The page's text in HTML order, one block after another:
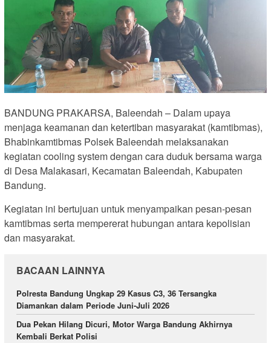
BANDUNG PRAKARSA, Baleendah – Dalam upaya
menjaga keamanan dan ketertiban masyarakat (kamtibmas),
Bhabinkamtibmas Polsek Baleendah melaksanakan
kegiatan cooling system dengan cara duduk bersama warga
di Desa Malakasari, Kecamatan Baleendah, Kabupaten
Bandung.
Kegiatan ini bertujuan untuk menyampaikan pesan-pesan
kamtibmas serta mempererat hubungan antara kepolisian
dan masyarakat.
BACAAN LAINNYA
Polresta Bandung Ungkap 29 Kasus C3, 36 Tersangka
Diamankan dalam Periode Juni-Juli 2026
Dua Pekan Hilang Dicuri, Motor Warga Bandung Akhirnya
Kembali Berkat Polisi